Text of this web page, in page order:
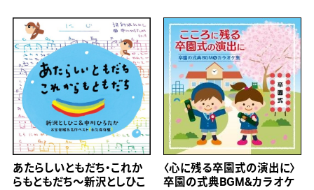
あたらしいともだち・これか
らもともだち～新沢としひこ
〈心に残る卒園式の演出に〉
卒園の式典BGM&カラオケ